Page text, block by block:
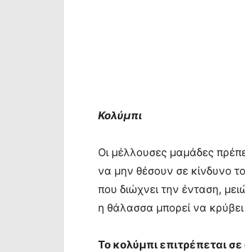
Κολύμπι
Οι μέλλουσες μαμάδες
να μην θέσουν σε κίνδυνο
που διώχνει την ένταση,
η θάλασσα μπορεί να
Το κολύμπι επιτρέπεται